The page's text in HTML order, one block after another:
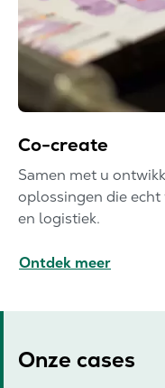
Co-create
Samen met u
oplossingen die echt
en logistiek.
Ontdek meer
Onze cases